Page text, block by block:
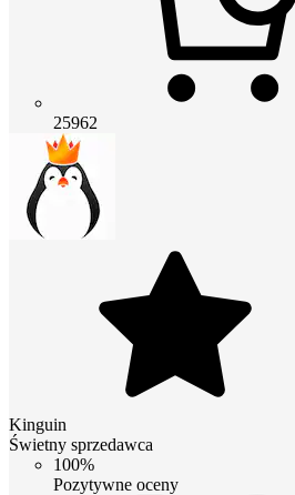
25962
Kinguin
Świetny sprzedawca
100%
Pozytywne oceny